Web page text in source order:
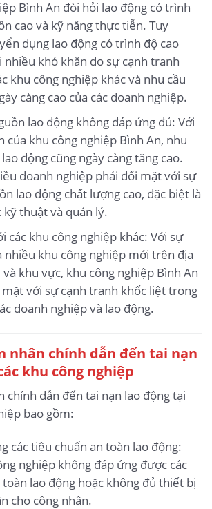
Bình An đòi hỏi lao động có trình
cao và kỹ năng thực tiễn. Tuy
dụng lao động có trình độ cao
nhiều khó khăn do sự cạnh tranh
khu công nghiệp khác và nhu cầu
càng cao của các doanh nghiệp.
lao động không đáp ứng đủ: Với
của khu công nghiệp Bình An, nhu
động cũng ngày càng tăng cao.
doanh nghiệp phải đối mặt với sự
lao động chất lượng cao, đặc biệt là
thuật và quản lý.
các khu công nghiệp khác: Với sự
nhiều khu công nghiệp mới trên địa
khu vực, khu công nghiệp Bình An
với sự cạnh tranh khốc liệt trong
doanh nghiệp và lao động.
nhân chính dẫn đến tai nạn
khu công nghiệp
chính dẫn đến tai nạn lao động tại
bao gồm:
các tiêu chuẩn an toàn lao động:
nghiệp không đáp ứng được các
lao động hoặc không đủ thiết bị
cho công nhân.